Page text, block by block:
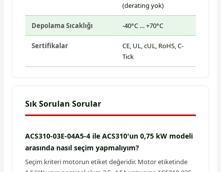
(derating yok)
Depolama Sıcaklığı -40°C … +70°C
Sertifikalar
CE, UL, cUL, RoHS, C-
Tick
Sık Sorulan Sorular
ACS310-03E-04A5-4 ile ACS310'un 0,75 kW modeli
arasında nasıl seçim yapmalıyım?
Seçim kriteri motorun etiket değeridir. Motor etiketinde